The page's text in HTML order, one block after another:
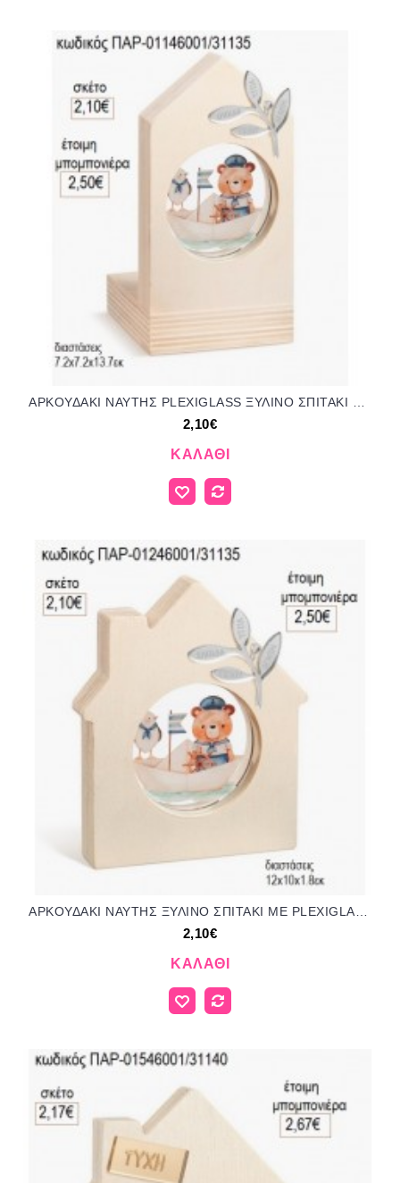
2,10€
ΚΑΛΆΘΙ
2,10€
ΚΑΛΆΘΙ